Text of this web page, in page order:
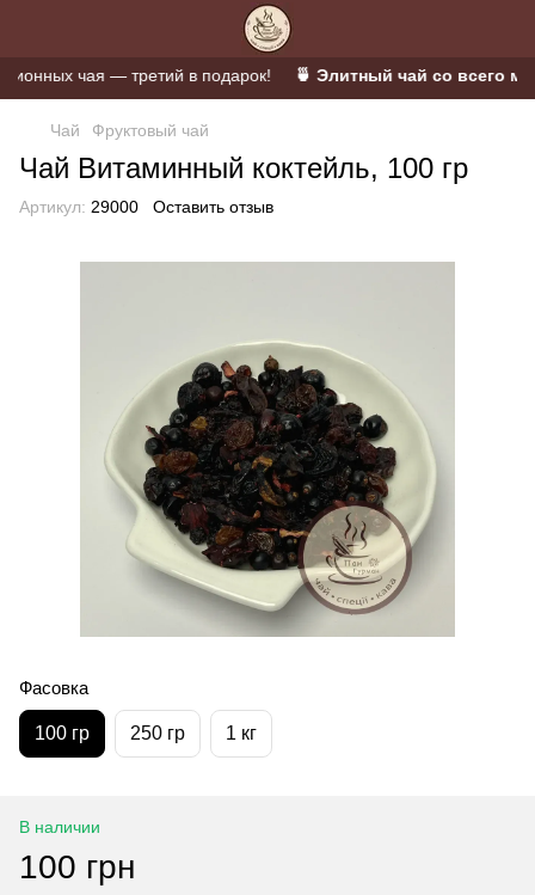
чая — третий в подарок! 🍵 Элитный чай со всего
Чай Фруктовый чай
Чай Витаминный коктейль, 100 гр
Артикул: 29000 Оставить отзыв
Фасовка
100 гр 250 гр 1 кг
В наличии
100 грн